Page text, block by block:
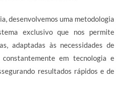
desenvolvemos uma metodologia
exclusivo que nos permite
adaptadas às necessidades de
em tecnologia e
resultados rápidos e de